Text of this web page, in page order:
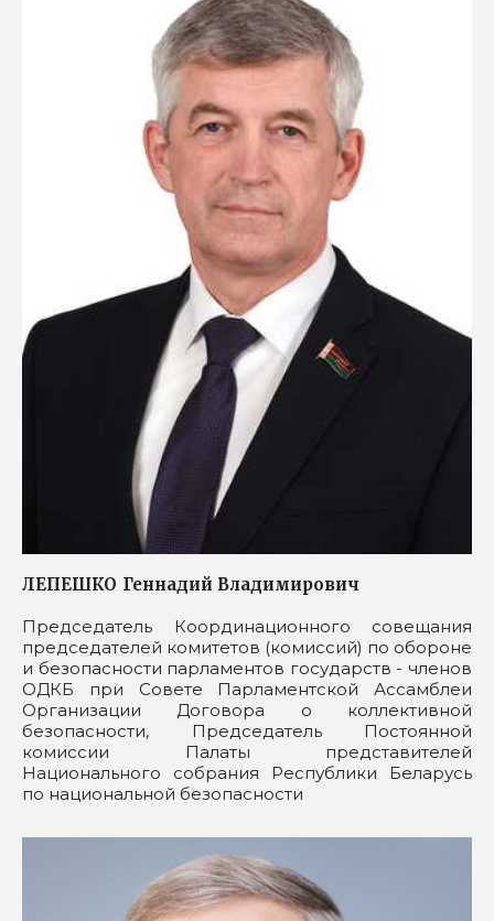
ЛЕПЕШКО Геннадий Владимирович
Председатель Координационного совещания
председателей комитетов (комиссий) по обороне
и безопасности парламентов государств - членов
ОДКБ при Совете Парламентской Ассамблеи
Организации Договора о коллективной
безопасности, Председатель Постоянной
комиссии Палаты представителей
Национального собрания Республики Беларусь
по национальной безопасности